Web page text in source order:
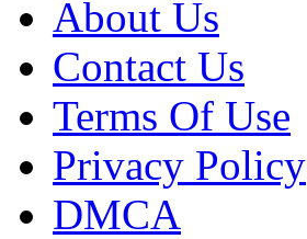
About Us
Contact Us
Terms Of Use
Privacy Policy
DMCA